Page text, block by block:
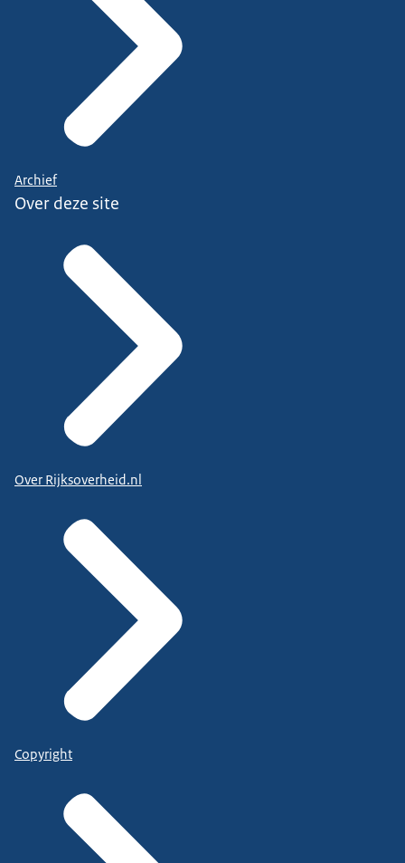
Archief
Over deze site
Over Rijksoverheid.nl
Copyright